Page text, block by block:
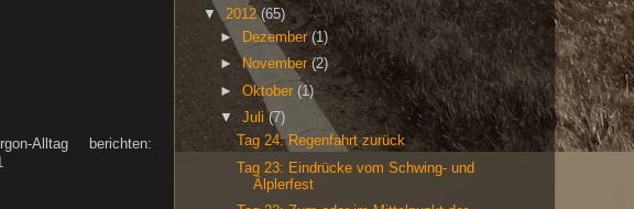
Alltag berichten:
▼ 2012(65)
►
Dezember(1)
►November(2)
►Oktober(1)
▼Juli(7)
Tag 24: Regenfahrt zurück
Tag 23: Eindrücke vom Schwing- und
Älplerfest